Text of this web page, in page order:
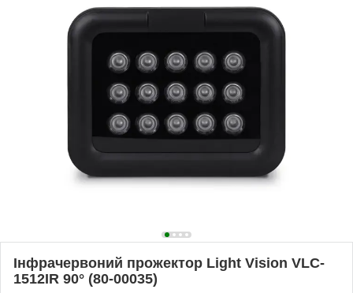
Інфрачервоний прожектор Light Vision VLC-
1512IR 90° (80-00035)